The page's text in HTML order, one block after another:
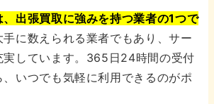
出張買取に強みを持つ業者の1つで
に数えられる業者でもあり、サー
実しています。365日24時間の受付
いつでも気軽に利用できるのがポ